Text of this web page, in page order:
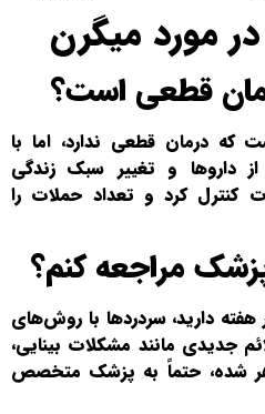
مورد میگرن
قطعی است؟
درمان قطعی ندارد، اما با
داروها و تغییر سبک زندگی
کنترل کرد و تعداد حملات را
مراجعه کنم؟
دارید، سردردها با روش‌های
جدیدی مانند مشکلات بینایی،
شده، حتماً به پزشک متخصص